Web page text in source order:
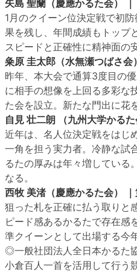
矢島 聖蘭（慶應かるた会）
1月のクイーン位決定戦で初
果を残し、年間成績もトップ
スピードと正確性に精神面の
粂原 圭太郎（水無瀬つばさ
昨年、本大会で通算3度目の
に相手の想像を上回る多彩な
た会を設立。新たな門出に花
自見 壮二朗 （九州大学か
近年は、名人位決定戦をはじ
一角を担う実力者。冷静な試
るたの厚みは年々増している
なる。
西牧 美渚（慶應かるた会）
狙った札を正確に払う取りと
ピード感あるかるたで存在感
準クイーンとして出場する今
◎一般社団法人全日本かるた
小倉百人一首を活用して行う